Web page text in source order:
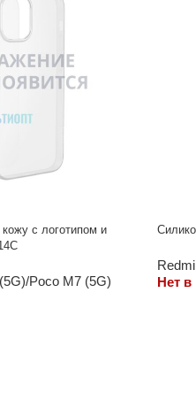
с логотипом и
Poco M7 (5G)
Нет в